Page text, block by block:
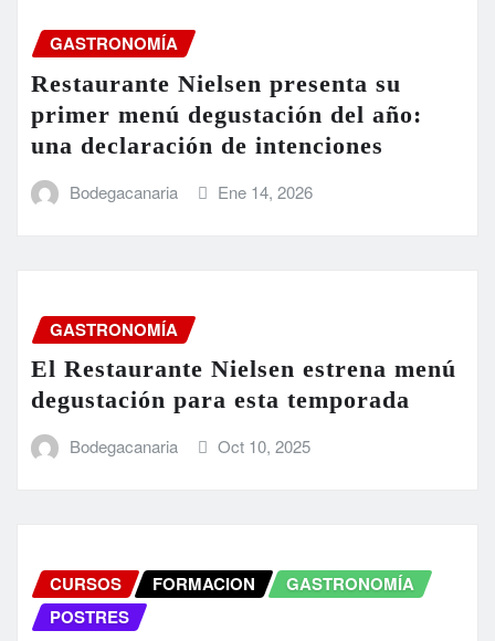
GASTRONOMÍA
Restaurante Nielsen presenta su
primer menú degustación del año:
una declaración de intenciones
Bodegacanaria Ene 14, 2026
GASTRONOMÍA
El Restaurante Nielsen estrena menú
degustación para esta temporada
Bodegacanaria Oct 10, 2025
CURSOS FORMACION
GASTRONOMÍA
POSTRES